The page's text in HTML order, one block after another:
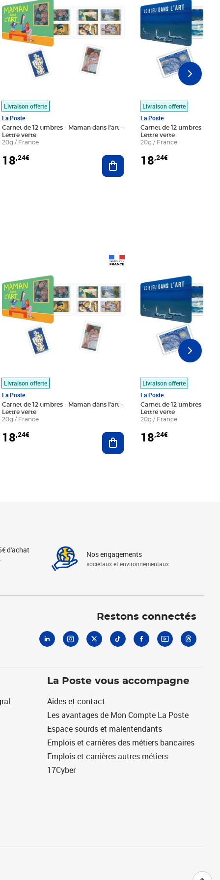
au panier
Livraison offerte
La Poste
Carnet de 12 timbres - Maman dans l'art -
Lettre verte
20g / France
18,24€ Ajouter au panier
Livraison offerte
La Poste
Carnet de 12 timbres - Le
Lettre verte
20g / France
18,24€
au panier
Livraison offerte
La Poste
Carnet de 12 timbres - Maman dans l'art -
Lettre verte
20g / France
18,24€ Ajouter au panier
Livraison offerte
La Poste
Carnet de 12 timbres - Le
Lettre verte
20g / France
18,24€
d'achat Nos engagements
sociétaux et environnementaux
Restons connectés
La Poste vous accompagne
Aides et contact
Les avantages de Mon Compte La Poste
Espace sourds et malentendants
Emplois et carrières des métiers bancaires
Emplois et carrières autres métiers
17Cyber